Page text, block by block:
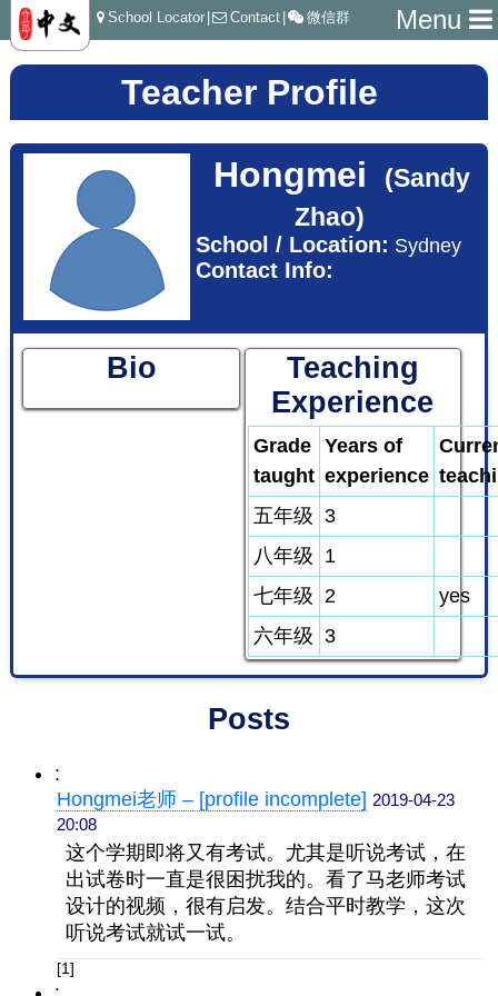
Menu
School Locator Contact 微信群
Teacher Profile
Hongmei
(Sandy
Zhao)
School / Location: Sydney
Contact Info:
Bio
Teaching
Experience
Grade
taught
Years of
experience
五年级 3
八年级 1
七年级 2
yes
六年级 3
Posts
:
Hongmei老师 – [profile incomplete] 2019-04-23
20:08
这个学期即将又有考试。 尤其是听说考试，在
出试卷时一直是很困扰我的。 看了马老师考试
设计的视频，很有启发。结合平时教学，这次
听说考试就试一试。
[1]